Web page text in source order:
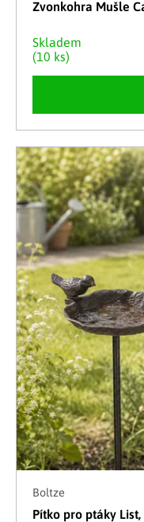
Zvonkohra Mušle
Skladem
(10 ks)
Boltze
Pítko pro ptáky List,